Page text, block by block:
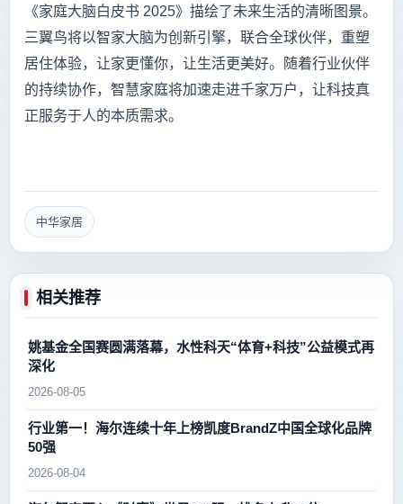
《家庭大脑白皮书 2025》描绘了未来生活的清晰图景。
三翼鸟将以智家大脑为创新引擎，联合全球伙伴，重塑
居住体验，让家更懂你，让生活更美好。随着行业伙伴
的持续协作，智慧家庭将加速走进千家万户，让科技真
正服务于人的本质需求。
中华家居
相关推荐
姚基金全国赛圆满落幕，水性科天“体育+科技”公益模式再
深化
2026-08-05
行业第一！海尔连续十年上榜凯度BrandZ中国全球化品牌
50强
2026-08-04